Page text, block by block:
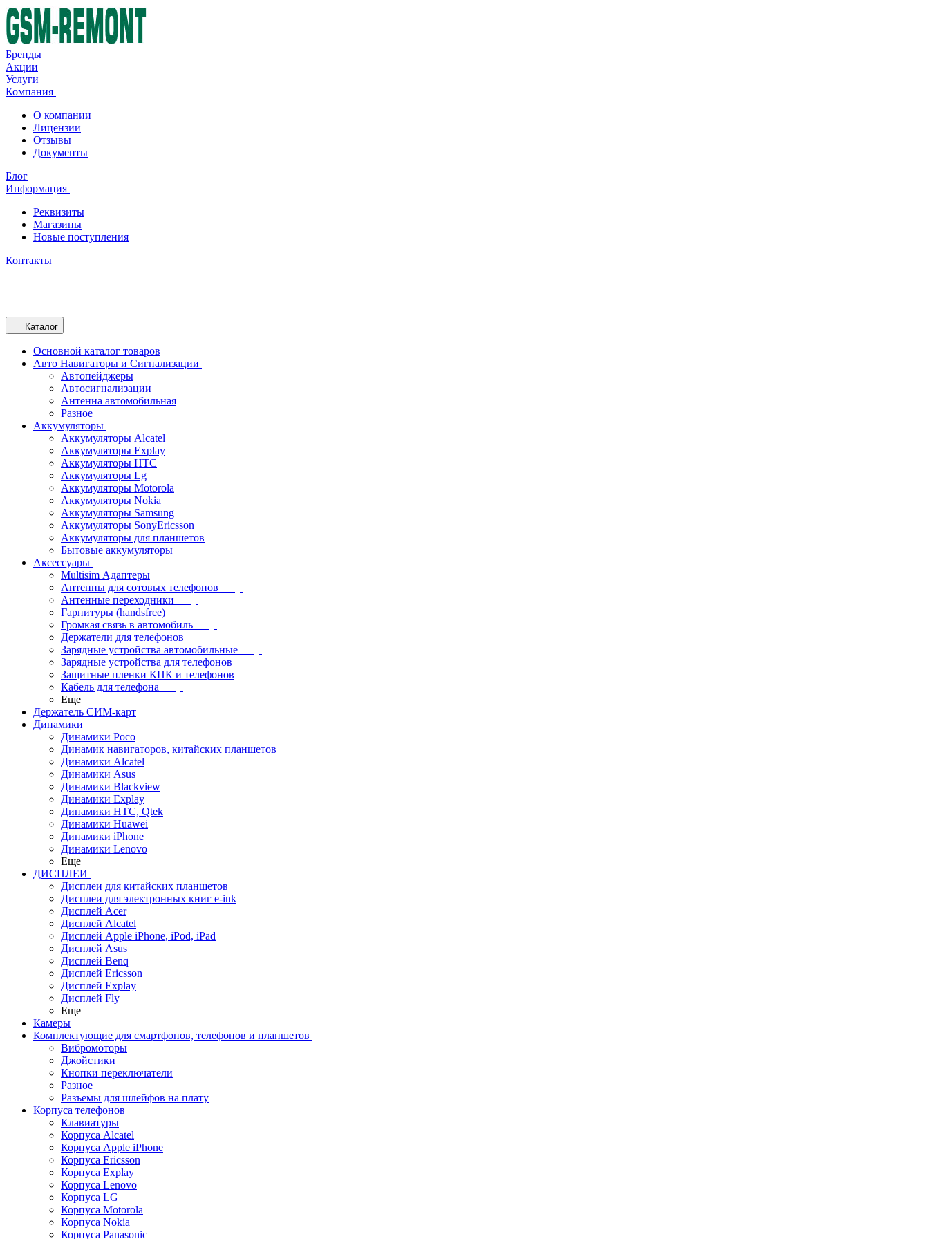
Бренды
Акции
Услуги
Компания
О компании
Лицензии
Отзывы
Документы
Блог
Информация
Реквизиты
Магазины
Новые поступления
Контакты
Каталог
Основной каталог товаров
Авто Навигаторы и Сигнализации
Автопейджеры
Автосигнализации
Антенна автомобильная
Разное
Аккумуляторы
Аккумуляторы Alcatel
Аккумуляторы Explay
Аккумуляторы HTC
Аккумуляторы Lg
Аккумуляторы Motorola
Аккумуляторы Nokia
Аккумуляторы Samsung
Аккумуляторы SonyEricsson
Аккумуляторы для планшетов
Бытовые аккумуляторы
Аксессуары
Multisim Адаптеры
Антенны для сотовых телефонов
Антенные переходники
Гарнитуры (handsfree)
Громкая связь в автомобиль
Держатели для телефонов
Зарядные устройства автомобильные
Зарядные устройства для телефонов
Защитные пленки КПК и телефонов
Кабель для телефона
Еще
Держатель СИМ-карт
Динамики
Динамики Poco
Динамик навигаторов, китайских планшетов
Динамики Alcatel
Динамики Asus
Динамики Blackview
Динамики Explay
Динамики HTC, Qtek
Динамики Huawei
Динамики iPhone
Динамики Lenovo
Еще
ДИСПЛЕИ
Дисплеи для китайских планшетов
Дисплеи для электронных книг e-ink
Дисплей Acer
Дисплей Alcatel
Дисплей Apple iPhone, iPod, iPad
Дисплей Asus
Дисплей Benq
Дисплей Ericsson
Дисплей Explay
Дисплей Fly
Еще
Камеры
Комплектующие для смартфонов, телефонов и планшетов
Вибромоторы
Джойстики
Кнопки переключатели
Разное
Разъемы для шлейфов на плату
Корпуса телефонов
Клавиатуры
Корпуса Alcatel
Корпуса Apple iPhone
Корпуса Ericsson
Корпуса Explay
Корпуса Lenovo
Корпуса LG
Корпуса Motorola
Корпуса Nokia
Корпуса Panasonic